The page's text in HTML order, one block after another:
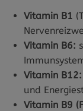
Vitamin B1
Vitamin B6:
Vitamin B12:
und
Vitamin B9